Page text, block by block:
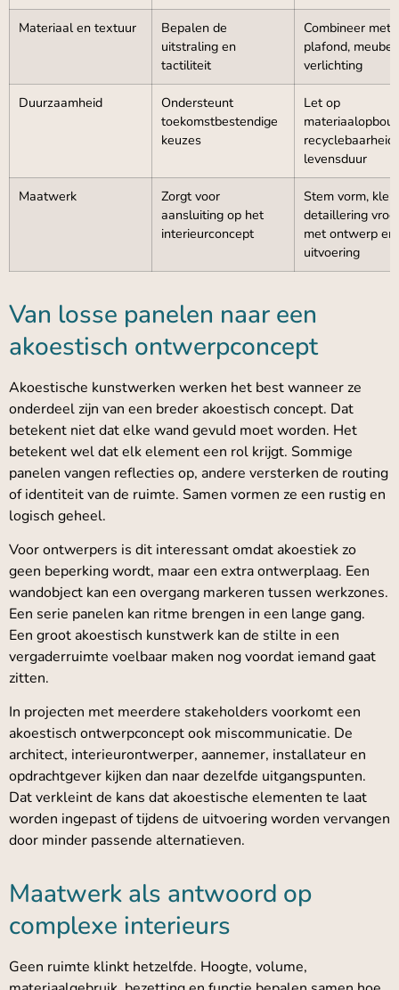
Materiaal en textuur
Bepalen de
uitstraling en
tactiliteit
Combineer met
plafond,
verlichting
Duurzaamheid
Ondersteunt
toekomstbestendige
keuzes
Let op
recyclebaarheid
levensduur
Maatwerk
Zorgt voor
aansluiting op het
interieurconcept
Stem vorm,
detaillering
met ontwerp en
uitvoering
Van losse panelen naar een
akoestisch ontwerpconcept
Akoestische kunstwerken werken het best wanneer ze
onderdeel zijn van een breder akoestisch concept. Dat
betekent niet dat elke wand gevuld moet worden. Het
betekent wel dat elk element een rol krijgt. Sommige
panelen vangen reflecties op, andere versterken de routing
of identiteit van de ruimte. Samen vormen ze een rustig en
logisch geheel.
Voor ontwerpers is dit interessant omdat akoestiek zo
geen beperking wordt, maar een extra ontwerplaag. Een
wandobject kan een overgang markeren tussen werkzones.
Een serie panelen kan ritme brengen in een lange gang.
Een groot akoestisch kunstwerk kan de stilte in een
vergaderruimte voelbaar maken nog voordat iemand gaat
zitten.
In projecten met meerdere stakeholders voorkomt een
akoestisch ontwerpconcept ook miscommunicatie. De
architect, interieurontwerper, aannemer, installateur en
opdrachtgever kijken dan naar dezelfde uitgangspunten.
Dat verkleint de kans dat akoestische elementen te laat
worden ingepast of tijdens de uitvoering worden vervangen
door minder passende alternatieven.
Maatwerk als antwoord op
complexe interieurs
Geen ruimte klinkt hetzelfde. Hoogte, volume,